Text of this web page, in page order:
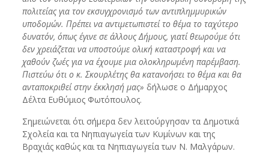
πολιτείας για τον εκσυγχρονισμό των αντιπλημμυρικών
υποδομών. Πρέπει να αντιμετωπιστεί το θέμα το ταχύτερο
δυνατόν, όπως έγινε σε άλλους Δήμους, γιατί θεωρούμε ότι
δεν χρειάζεται να υποστούμε ολική καταστροφή και να
χαθούν ζωές για να έχουμε μια ολοκληρωμένη παρέμβαση.
Πιστεύω ότι ο κ. Σκουρλέτης θα κατανοήσει το θέμα και θα
ανταποκριθεί στην έκκλησή μας» δήλωσε ο Δήμαρχος
Δέλτα Ευθύμιος Φωτόπουλος.
Σημειώνεται ότι σήμερα δεν λειτούργησαν τα Δημοτικά
Σχολεία και τα Νηπιαγωγεία των Κυμίνων και της
Βραχιάς καθώς και τα Νηπιαγωγεία των Ν. Μαλγάρων.